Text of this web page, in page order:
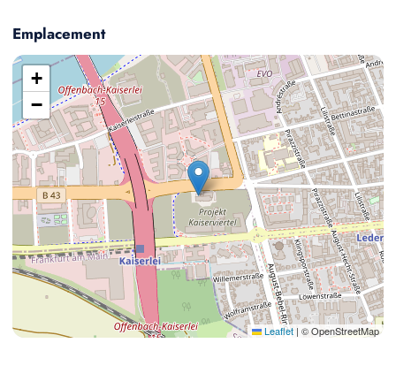
Emplacement
+
−
Leaflet | © OpenStreetMap